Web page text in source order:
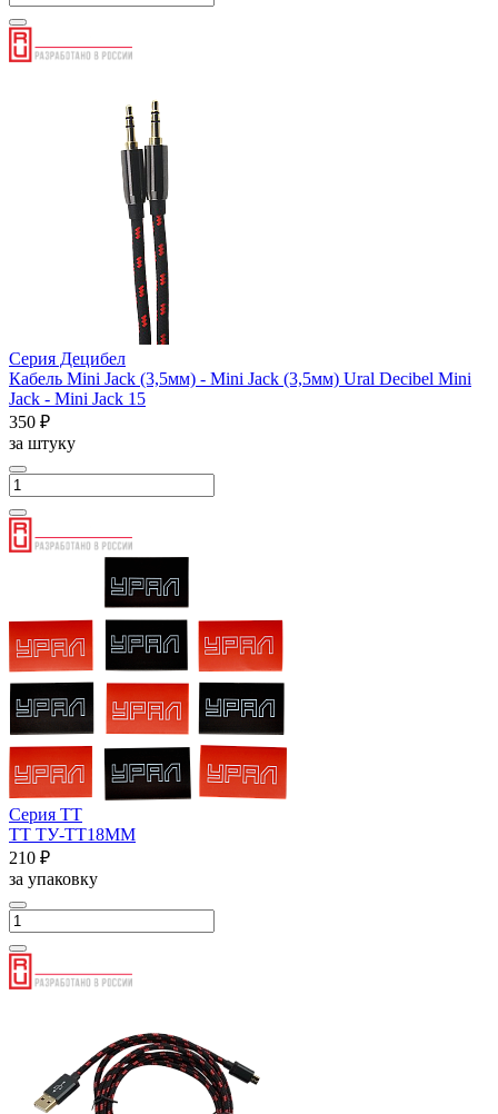
Серия Децибел
Кабель Mini Jack (3,5мм) - Mini Jack (3,5мм) Ural Decibel Mini
Jack - Mini Jack 15
350 ₽
за штуку
Серия ТТ
ТТ ТУ-ТТ18ММ
210 ₽
за упаковку